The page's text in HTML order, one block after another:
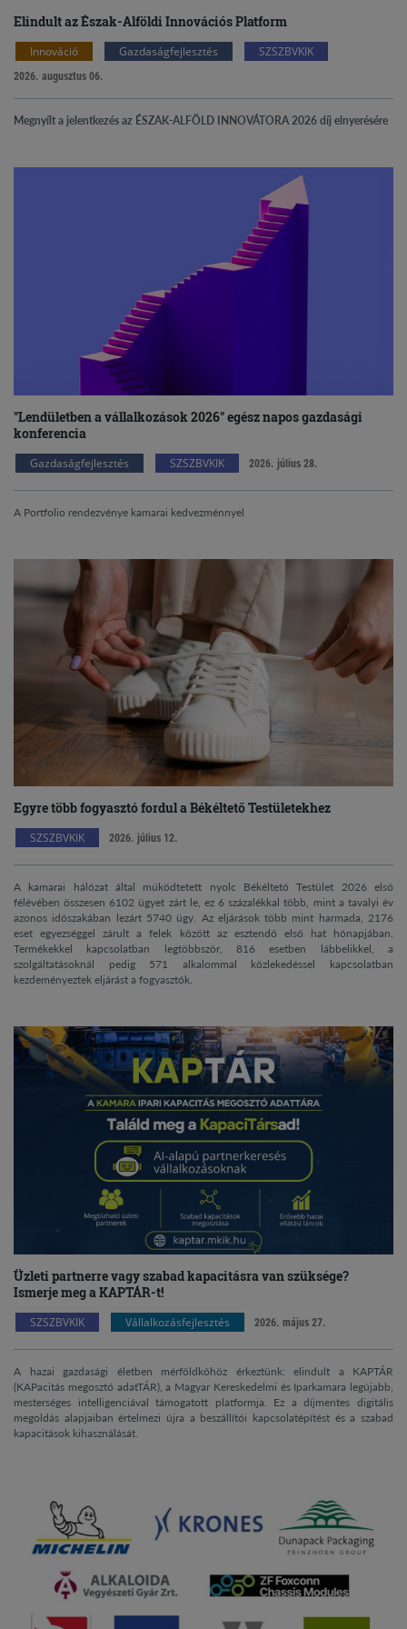
Elindult az Észak-Alföldi Innovációs Platform
Innováció Gazdaságfejlesztés SZSZBVKIK
2026. augusztus 06.
Megnyílt a jelentkezés az ÉSZAK-ALFÖLD INNOVÁTORA 2026 díj elnyerésére
"Lendületben a vállalkozások 2026" egész napos gazdasági
konferencia
Gazdaságfejlesztés SZSZBVKIK 2026. július 28.
A Portfolio rendezvénye kamarai kedvezménnyel
Egyre több fogyasztó fordul a Békéltető Testületekhez
SZSZBVKIK 2026. július 12.
A kamarai hálózat által működtetett nyolc Békéltető Testület 2026 első
félévében összesen 6102 ügyet zárt le, ez 6 százalékkal több, mint a tavalyi év
azonos időszakában lezárt 5740 ügy. Az eljárások több mint harmada, 2176
eset egyezséggel zárult a felek között az esztendő első hat hónapjában.
Termékekkel kapcsolatban legtöbbször, 816 esetben lábbelikkel, a
szolgáltatásoknál pedig 571 alkalommal közlekedéssel kapcsolatban
kezdeményeztek eljárást a fogyasztók.
Üzleti partnerre vagy szabad kapacitásra van szüksége?
Ismerje meg a KAPTÁR-t!
SZSZBVKIK Vállalkozásfejlesztés 2026. május 27.
A hazai gazdasági életben mérföldkőhöz érkeztünk: elindult a KAPTÁR
(KAPacitás megosztó adatTÁR), a Magyar Kereskedelmi és Iparkamara legújabb,
mesterséges intelligenciával támogatott platformja. Ez a díjmentes digitális
megoldás alapjaiban értelmezi újra a beszállítói kapcsolatépítést és a szabad
kapacitások kihasználását.